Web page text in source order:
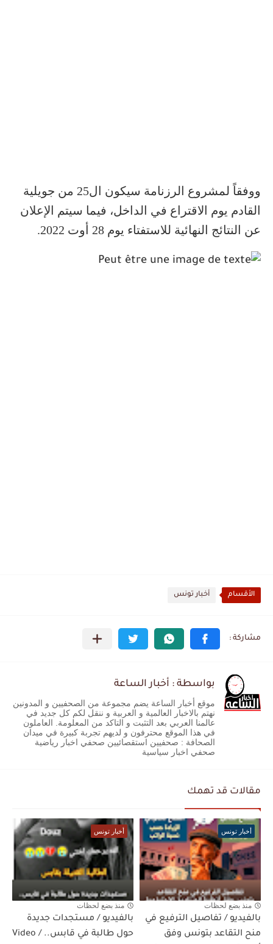
ووفقاً لمشروع الرزنامة سيكون ال25 من جويلية
القادم يوم الاقتراع في الداخل، فيما سيتم الإعلان
عن النتائج النهائية للاستفتاء يوم 28 أوت 2022.
الأقسام أخبار تونس
بواسطة : أخبار الساعة
موقع أخبار الساعة يضم مجموعة من الصحفيين و المدونين
نهتم بالاخبار العالمية و العربية و ننقل لكم كل جديد في
عالمنا العربي بعد التثبت و التاكد من المعلومة. العاملون
في هذا الموقع محترفون و لديهم تجربة كبيرة في ميدان
الصحافة : صحفيين استقصائيين صحفي اخبار رياضية
صحفي اخبار سياسية
مقالات قد تهمك
أخبار تونس
منذ بضع لحظات
بالفيديو / تفاصيل الترفيع في
منح التقاعد بتونس وفق
أخبار تونس
منذ بضع لحظات
بالفيديو / مستجدات جديدة
حول طالبة في قابس.. / Video